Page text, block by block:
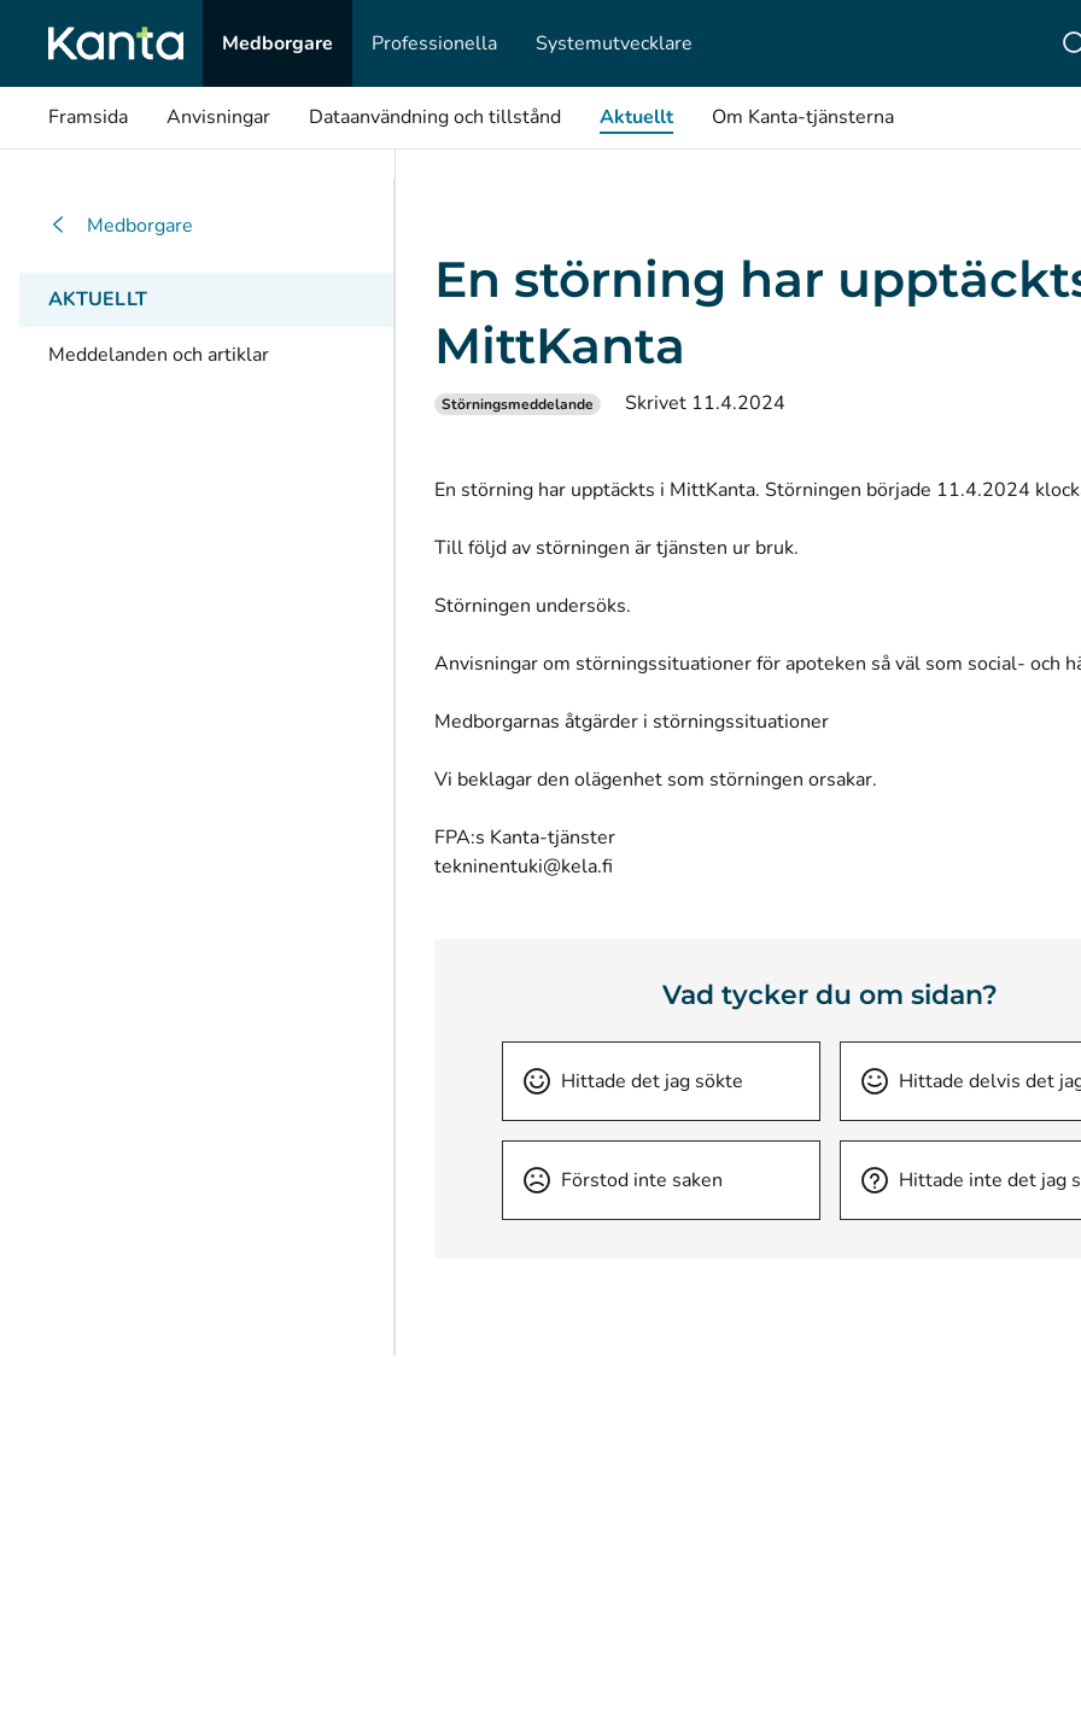
Medborgare
Professionella Systemutvecklare
Framsida Anvisningar Dataanvändning och tillstånd Aktuellt Om Kanta-tjänsterna
Medborgare
AKTUELLT
Meddelanden och artiklar
En störning har
MittKanta
Störningsmeddelande Skrivet 11.4.2024
En störning har upptäckts i MittKanta. Störningen började 11.4.2024
Till följd av störningen är tjänsten ur bruk.
Störningen undersöks.
Anvisningar om störningssituationer för apoteken så väl som social- och
Medborgarnas åtgärder i störningssituationer
Vi beklagar den olägenhet som störningen orsakar.
FPA:s Kanta-tjänster
tekninentuki@kela.fi
Vad tycker du om sidan?
Hittade det jag sökte Hittade delvis det
Förstod inte saken Hittade inte det jag